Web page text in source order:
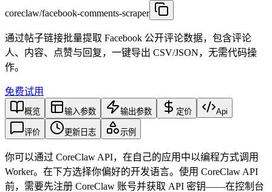
coreclaw/facebook-comments-scraper
通过帖子链接批量提取 Facebook 公开评论数据，包含评论
人、内容、点赞与回复，一键导出 CSV/JSON，无需代码操
作。
免费试用
概览 输入参数 输出参数 定价 Api
评价 更新日志 示例
你可以通过 CoreClaw API，在自己的应用中以编程方式调用
Worker。在下方选择你偏好的开发语言。使用 CoreClaw API
前，需要先注册 CoreClaw 账号并获取 API 密钥——在控制台